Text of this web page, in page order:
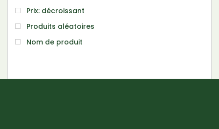
Prix: décroissant
Produits aléatoires
Nom de produit